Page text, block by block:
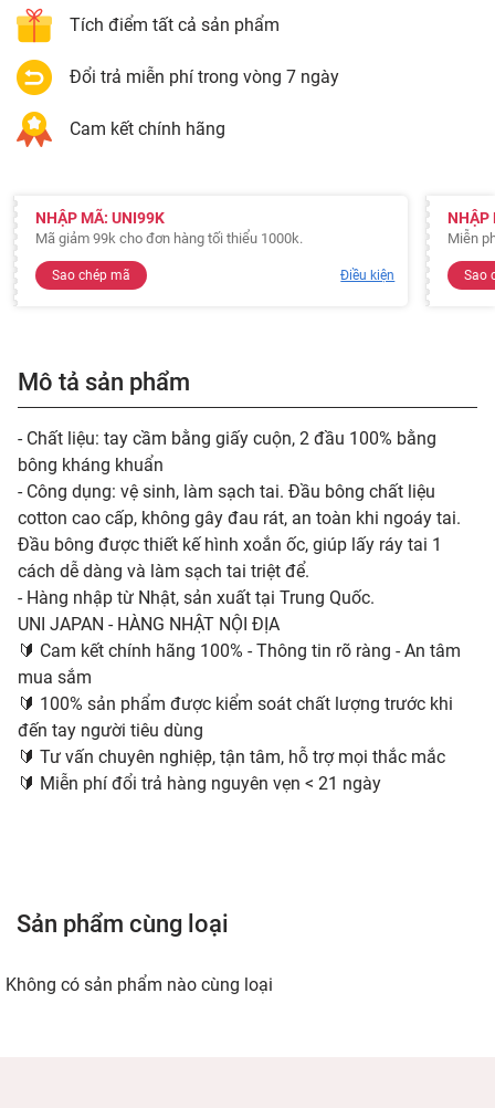
Tích điểm tất cả sản phẩm
Đổi trả miễn phí trong vòng 7 ngày
Cam kết chính hãng
NHẬP MÃ: UNI99K
Mã giảm 99k cho đơn hàng tối thiểu 1000k.
Sao chép mã Điều kiện
NHẬP
Miễn
Sao
Mô tả sản phẩm
- Chất liệu: tay cầm bằng giấy cuộn, 2 đầu 100% bằng
bông kháng khuẩn
- Công dụng: vệ sinh, làm sạch tai. Đầu bông chất liệu
cotton cao cấp, không gây đau rát, an toàn khi ngoáy tai.
Đầu bông được thiết kế hình xoắn ốc, giúp lấy ráy tai 1
cách dễ dàng và làm sạch tai triệt để.
- Hàng nhập từ Nhật, sản xuất tại Trung Quốc.
UNI JAPAN - HÀNG NHẬT NỘI ĐỊA
🔰 Cam kết chính hãng 100% - Thông tin rõ ràng - An tâm
mua sắm
🔰 100% sản phẩm được kiểm soát chất lượng trước khi
đến tay người tiêu dùng
🔰 Tư vấn chuyên nghiệp, tận tâm, hỗ trợ mọi thắc mắc
​​​​​​​🔰 Miễn phí đổi trả hàng nguyên vẹn < 21 ngày
Sản phẩm cùng loại
Không có sản phẩm nào cùng loại